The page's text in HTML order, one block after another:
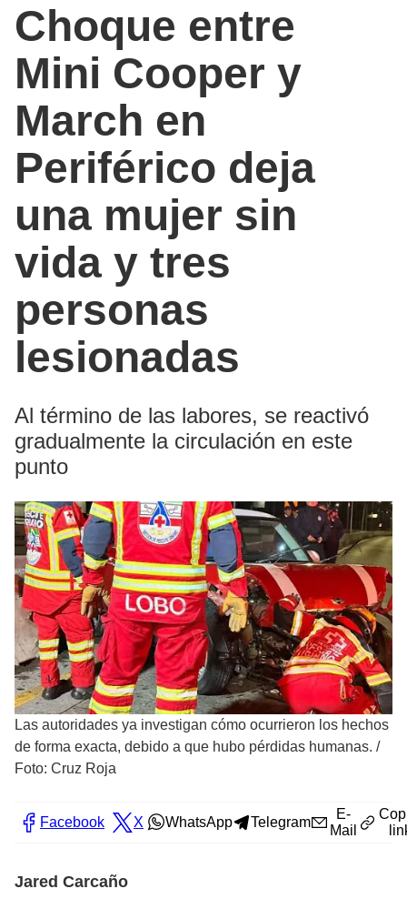
Choque entre
Mini Cooper y
March en
Periférico deja
una mujer sin
vida y tres
personas
lesionadas
Al término de las labores, se reactivó
gradualmente la circulación en este
punto
Las autoridades ya investigan cómo ocurrieron los hechos
de forma exacta, debido a que hubo pérdidas humanas. /
Foto: Cruz Roja
Facebook X WhatsApp Telegram
E-
Mail
Jared Carcaño